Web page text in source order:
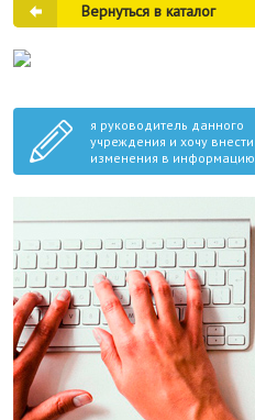
Вернуться в каталог
я руководитель данного
учреждения и хочу внести
изменения в информацию